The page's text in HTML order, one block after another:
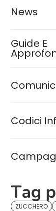
News
Guide E
Codici
Tag
ZUCCHERO